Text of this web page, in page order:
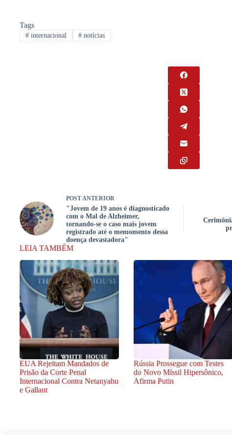
Tags
#internacional #notícias
POST ANTERIOR
"Jovem de 19 anos é diagnosticado
com o Mal de Alzheimer,
tornando-se o caso mais jovem
registrado até o memomento dessa
doença devastadora"
LEIA TAMBÉM
EUA Rejeitam Mandados de
Prisão da Corte Penal
Internacional Contra Netanyahu
e Gallant
Rússia Prossegue com Testes
do Novo Míssil Hipersônico,
Afirma Putin